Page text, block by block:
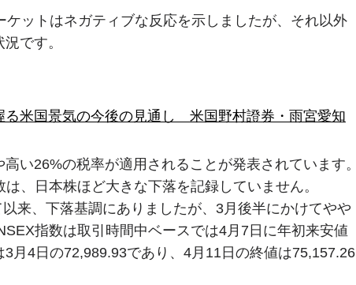
ットはネガティブな反応を示しましたが、それ以外
です。
米国景気の今後の見通し 米国野村證券・雨宮愛知
い26%の税率が適用されることが発表されています。
、日本株ほど大きな下落を記録していません。
来、下落基調にありましたが、3月後半にかけてやや
指数は取引時間中ベースでは4月7日に年初来安値
月4日の72,989.93であり、4月11日の終値は75,157.26